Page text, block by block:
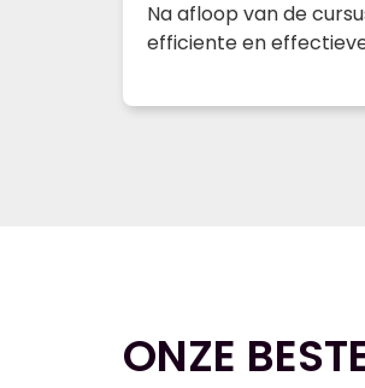
Na afloop van de
efficiente en
ONZE